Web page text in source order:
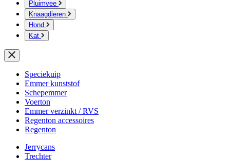
Pluimvee
Knaagdieren
Hond
Kat
Speciekuip
Emmer kunststof
Schepemmer
Voerton
Emmer verzinkt / RVS
Regenton accessoires
Regenton
Jerrycans
Trechter